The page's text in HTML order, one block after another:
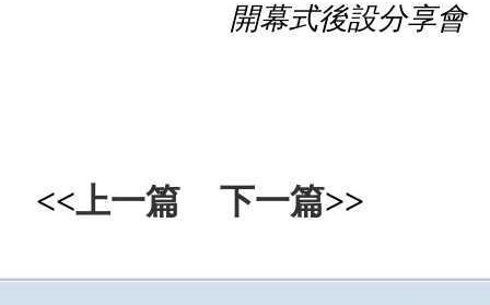
開幕式後設分享會
<<上一篇 下一篇>>